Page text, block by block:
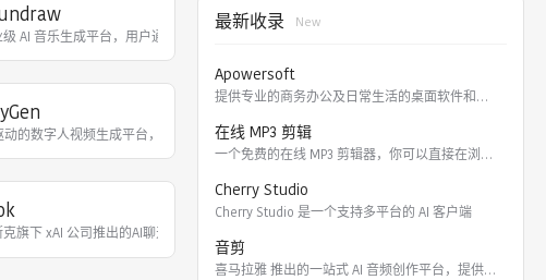
唱版，单次处理约需 10秒，操作简单无需注册。
扩展或移动应用，聆听任何网页、PDF 及文档，并运用语音 AI 助手的对话能力进
级 AI 音乐生成平台，用户通过选择情绪、流派、乐器及长度等参数即可生成无限量免版税
持自然语言描述生成带人声的完整歌曲，提供 AI 音色克隆、参考歌曲风格匹配及 API 服务
置中文提示词自动翻译器，支持流行、古风、摇滚等数十种曲风，用户仅需输入灵感描述
动的数字人视频生成平台，用户仅需输入脚本即可在几分钟内生成带有逼真数字分身、多语
2026年已收录超 1.7 万个技能，覆盖办公、编程、搜索、创作等场景，通过模块化设计让
作与编程。为你答疑解惑，激发创意，更能理解图片与文档，提升学习与工作效率。
克旗下 xAI 公司推出的AI聊天机器人，以 “幽默直白、敢于回答辛辣问题” 著称，深度集成X
最新收录 New
Apowersoft
提供专业的商务办公及日常生活的桌面软件和在线应用。 软件涵盖
在线 MP3 剪辑
一个免费的在线 MP3 剪辑器，你可以直接在浏览器里剪切，裁
Cherry Studio
Cherry Studio 是一个支持多平台的 AI 客户端
音剪
喜马拉雅 推出的一站式 AI 音频创作平台，提供云端协作、3